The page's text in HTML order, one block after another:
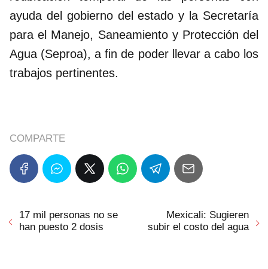
ayuda del gobierno del estado y la Secretaría
para el Manejo, Saneamiento y Protección del
Agua (Seproa), a fin de poder llevar a cabo los
trabajos pertinentes.
COMPARTE
17 mil personas no se
han puesto 2 dosis
Mexicali: Sugieren
subir el costo del agua